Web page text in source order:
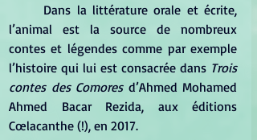
l’animal est la source de nombreux
contes et légendes comme par exemple
l’histoire qui lui est consacrée dans Trois
contes des Comores d’Ahmed Mohamed
Ahmed Bacar Rezida, aux éditions
Cœlacanthe (!), en 2017.